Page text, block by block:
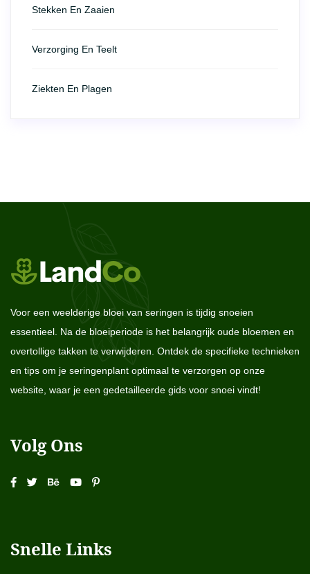
Stekken En Zaaien
Verzorging En Teelt
Ziekten En Plagen
Voor een weelderige bloei van seringen is tijdig snoeien
essentieel. Na de bloeiperiode is het belangrijk oude bloemen en
overtollige takken te verwijderen. Ontdek de specifieke technieken
en tips om je seringenplant optimaal te verzorgen op onze
website, waar je een gedetailleerde gids voor snoei vindt!
Volg Ons
Snelle Links